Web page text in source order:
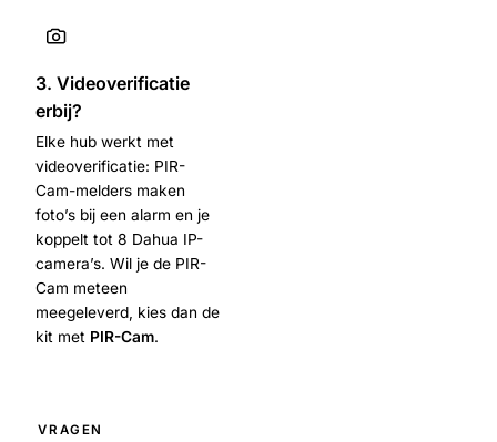
3. Videoverificatie
erbij?
Elke hub werkt met
videoverificatie: PIR-
Cam-melders maken
foto’s bij een alarm en je
koppelt tot 8 Dahua IP-
camera’s. Wil je de PIR-
Cam meteen
meegeleverd, kies dan de
kit met PIR-Cam.
VRAGEN